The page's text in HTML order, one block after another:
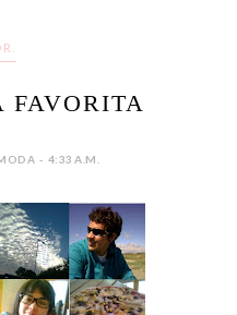
FAVORITA
- 4:33 A.M.